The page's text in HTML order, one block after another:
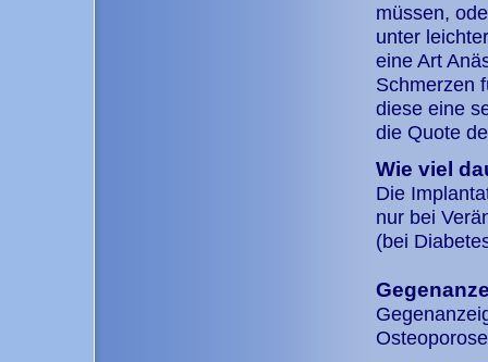
müssen,
unter
eine Art
Schmerzen
diese eine
die Quote
Wie viel
Die
nur bei
(bei